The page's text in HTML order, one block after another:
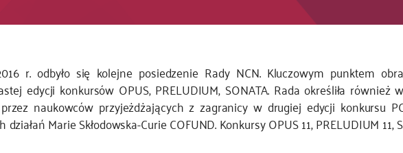
r. odbyło się kolejne posiedzenie Rady NCN. Kluczowym punktem
edycji konkursów OPUS, PRELUDIUM, SONATA. Rada określiła
naukowców przyjeżdżających z zagranicy w drugiej edycji konkursu
Marie Skłodowska-Curie COFUND. Konkursy OPUS 11, PRELUDIUM